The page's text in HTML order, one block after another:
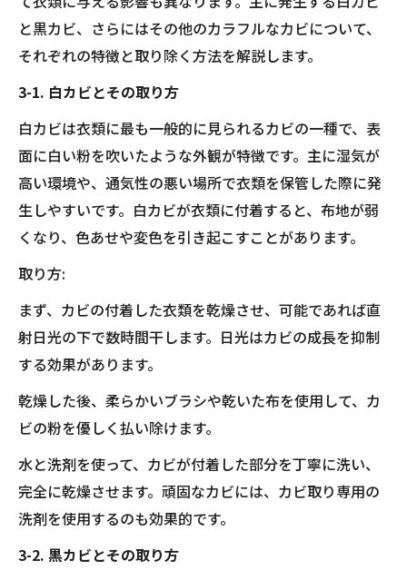
と黒カビ、さらにはその他のカラフルなカビについて、
それぞれの特徴と取り除く方法を解説します。
3-1. 白カビとその取り方
白カビは衣類に最も一般的に見られるカビの一種で、表
面に白い粉を吹いたような外観が特徴です。主に湿気が
高い環境や、通気性の悪い場所で衣類を保管した際に発
生しやすいです。白カビが衣類に付着すると、布地が弱
くなり、色あせや変色を引き起こすことがあります。
取り方:
まず、カビの付着した衣類を乾燥させ、可能であれば直
射日光の下で数時間干します。日光はカビの成長を抑制
する効果があります。
乾燥した後、柔らかいブラシや乾いた布を使用して、カ
ビの粉を優しく払い除けます。
水と洗剤を使って、カビが付着した部分を丁寧に洗い、
完全に乾燥させます。頑固なカビには、カビ取り専用の
洗剤を使用するのも効果的です。
3-2. 黒カビとその取り方